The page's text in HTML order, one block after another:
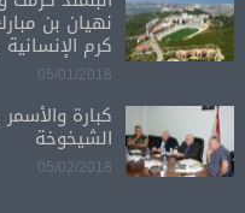
نهيان بن
كرم
05/01/2018
كبارة
الشيخوخة
05/02/2018